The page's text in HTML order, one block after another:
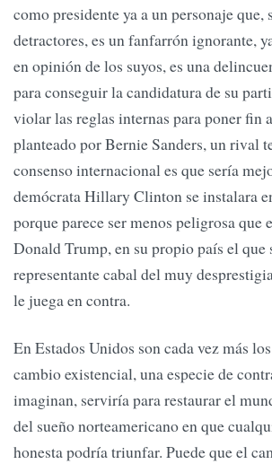
como presidente ya a un personaje que,
detractores, es un fanfarrón ignorante,
en opinión de los suyos, es una
para conseguir la candidatura de su
violar las reglas internas para poner fin
planteado por Bernie Sanders, un rival
consenso internacional es que sería
demócrata Hillary Clinton se instalara
porque parece ser menos peligrosa que
Donald Trump, en su propio país el que
representante cabal del muy
le juega en contra.
En Estados Unidos son cada vez más
cambio existencial, una especie de
imaginan, serviría para restaurar el
del sueño norteamericano en que
honesta podría triunfar. Puede que el